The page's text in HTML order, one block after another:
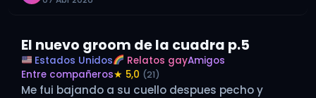
El nuevo groom de la cuadra p.5
Estados Unidos Relatos gayAmigos
Entre compañeros★ 5,0 (21)
Me fui bajando a su cuello despues pecho y